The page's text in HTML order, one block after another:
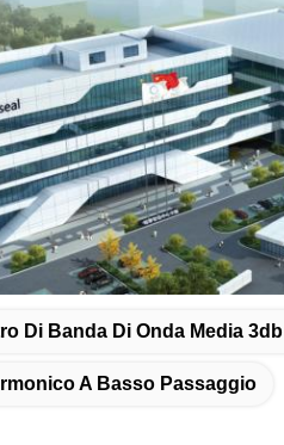
Di Banda Di Onda Media 3db
A Basso Passaggio